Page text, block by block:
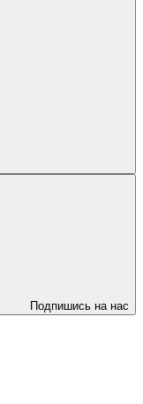
Подпишись на нас